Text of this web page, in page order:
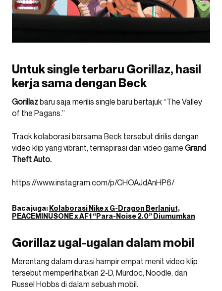
Untuk single terbaru Gorillaz, hasil
kerja sama dengan Beck
Gorillazbaru saja merilis single baru bertajuk “The Valley
of the Pagans.”
Track kolaborasi bersama Beck tersebut dirilis dengan
video klip yang vibrant, terinspirasi dari video game Grand
Theft Auto.
https://www.instagram.com/p/CHOAJdAnHP6/
Baca juga:Kolaborasi Nike x G-Dragon Berlanjut,
PEACEMINUSONE x AF1 “Para-Noise 2.0” Diumumkan
Gorillaz ugal-ugalan dalam mobil
Merentang dalam durasi hampir empat menit video klip
tersebut memperlihatkan 2-D, Murdoc, Noodle, dan
Russel Hobbs di dalam sebuah mobil.